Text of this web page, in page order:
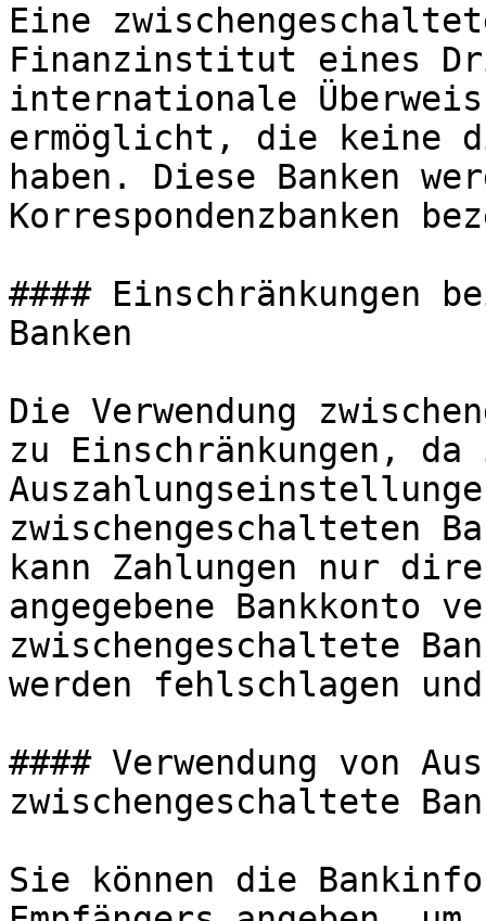
Eine
Finanzinstitut eines
internationale
ermöglicht, die keine
haben. Diese Banken
Korrespondenzbanken
#### Einschränkungen
Banken
Die Verwendung
zu Einschränkungen,
zwischengeschalteten
kann Zahlungen nur
angegebene Bankkonto
zwischengeschaltete
werden fehlschlagen
#### Verwendung von
zwischengeschaltete
Sie können die